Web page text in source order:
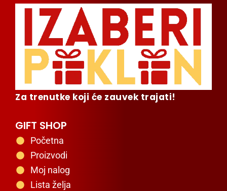
Za trenutke koji će zauvek trajati!
GIFT SHOP
Početna
Proizvodi
Moj nalog
Lista želja